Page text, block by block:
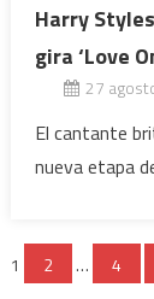
Harry
gira ‘Love
27
El cantante
nueva etapa
1 2 … 4